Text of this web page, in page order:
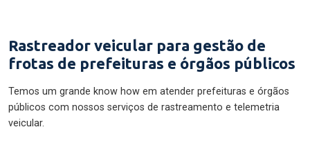
Rastreador veicular para gestão de
frotas de prefeituras e órgãos públicos
Temos um grande know how em atender prefeituras e órgãos
públicos com nossos serviços de rastreamento e telemetria
veicular.